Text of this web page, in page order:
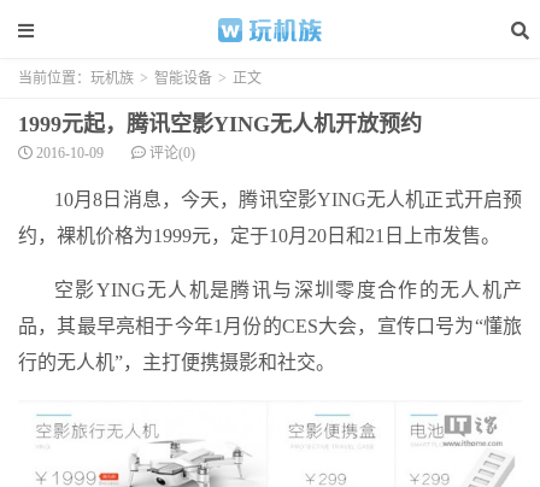
当前位置： 玩机族 > 智能设备 > 正文
1999元起，腾讯空影YING无人机开放预约
2016-10-09 评论(0)
10月8日消息，今天，腾讯空影YING无人机正式开启预
约，裸机价格为1999元，定于10月20日和21日上市发售。
空影YING无人机是腾讯与深圳零度合作的无人机产
品，其最早亮相于今年1月份的CES大会，宣传口号为“懂旅
行的无人机”，主打便携摄影和社交。